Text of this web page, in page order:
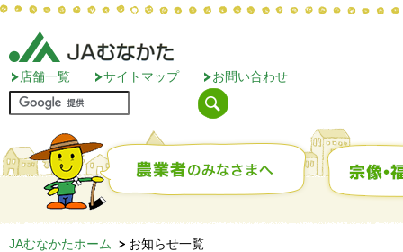
店舗一覧 サイトマップ お問い合わせ
JAむなかたホーム お知らせ一覧